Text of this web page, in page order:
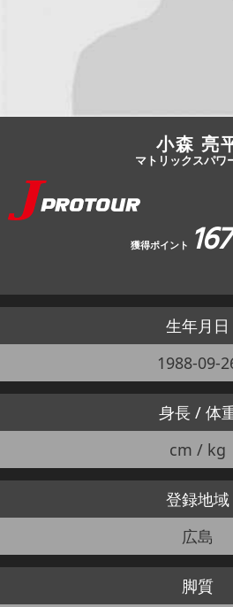
JBCF ROAD
小森 亮
マトリックスパワ
獲得ポイント
生年月日
1988-09-
身長 / 体
cm / kg
登録地域
広島
脚質